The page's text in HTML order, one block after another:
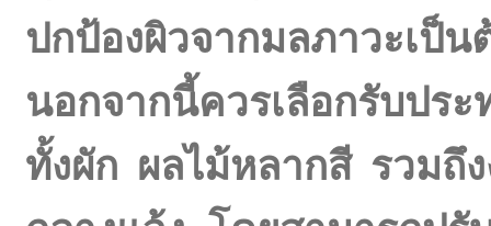
ปกป้องผิวจากมลภาวะเป็น
นอกจากนี้ควรเลือกรับปร
ทั้งผัก ผลไม้หลากสี รวมถึ